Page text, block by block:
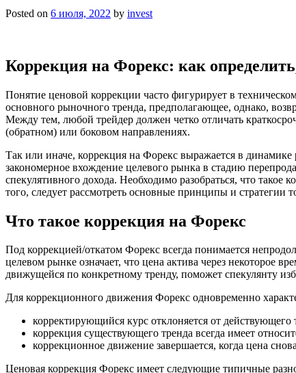
Posted on 6 июля, 2022 by invest
Коррекция на Форекс: как
Понятие ценовой коррекции часто фигурирует в
основного рыночного тренда, предполагающее, однако,
Между тем, любой трейдер должен четко отличать
(обратном) или боковом направлениях.
Так или иначе, коррекция на Форекс выражается в
закономерное вхождение целевого рынка в стадию
спекулятивного дохода. Необходимо разобраться, что
того, следует рассмотреть основные принципы и стратегии
Что такое коррекция на Форекс
Под коррекцией/откатом Форекс всегда понимается
целевом рынке означает, что цена актива через некоторое
движущейся по конкретному тренду, поможет спекулянту
Для коррекционного движения Форекс одновременно
корректирующийся курс отклоняется от
коррекция существующего тренда всегда имеет
коррекционное движение завершается, когда цена
Ценовая коррекция Форекс имеет следующие типичные